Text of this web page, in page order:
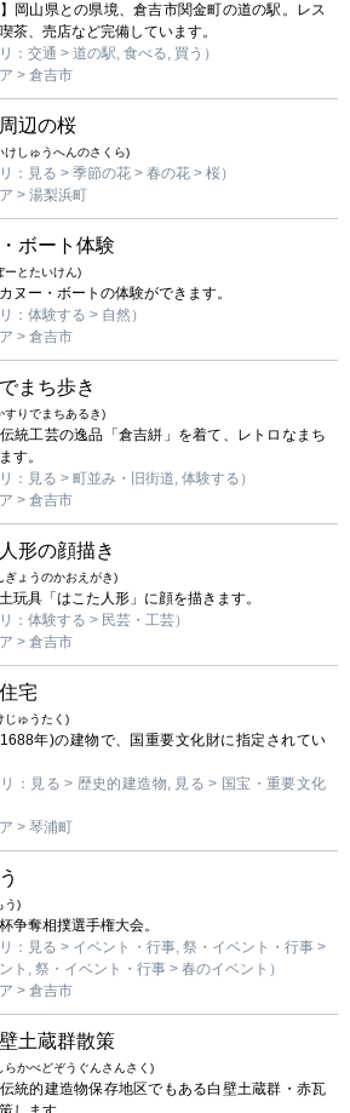
】岡山県との県境、倉吉市関金町の道の駅。レス
茶、売店など完備しています。
：交通 > 道の駅, 食べる, 買う）
> 倉吉市
辺の桜
けしゅうへんのさくら)
：見る > 季節の花 > 春の花 > 桜）
> 湯梨浜町
ボート体験
ーとたいけん)
ヌー・ボートの体験ができます。
：体験する > 自然）
> 倉吉市
まち歩き
すりでまちあるき)
統工芸の逸品「倉吉絣」を着て、レトロなまち
す。
リ：見る > 町並み・旧街道, 体験する）
> 倉吉市
形の顔描き
ぎょうのかおえがき)
玩具「はこた人形」に顔を描きます。
：体験する > 民芸・工芸）
> 倉吉市
宅
じゅうたく)
年)の建物で、国重要文化財に指定されてい
リ：見る > 歴史的建造物, 見る > 国宝・重要文化
> 琴浦町
う)
争奪相撲選手権大会。
リ：見る > イベント・行事, 祭・イベント・行事 >
ト, 祭・イベント・行事 > 春のイベント）
> 倉吉市
土蔵群散策
らかべどぞうぐんさんさく)
統的建造物保存地区でもある白壁土蔵群・赤瓦